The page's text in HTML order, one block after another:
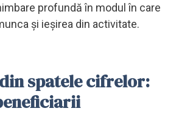
profundă în modul în care
și ieșirea din activitate.
spatele cifrelor: